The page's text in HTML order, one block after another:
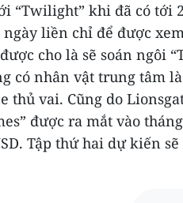
“Twilight” khi đã có tới
liền chỉ để được
cho là sẽ soán ngôi
có nhân vật trung tâm
thủ vai. Cũng do
được ra mắt vào
Tập thứ hai dự kiến